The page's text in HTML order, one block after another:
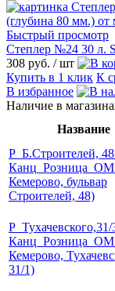
Быстрый просмотр
Степлер №24 30 л.
308 руб. / шт
Купить в 1 клик К
В избранное
Наличие в
Название
Р_Б.Строителей,
Канц_Розница_ОМ
Кемерово, бульвар
Строителей, 48)
Канц_Розница_ОМ
Кемерово,
31/1)